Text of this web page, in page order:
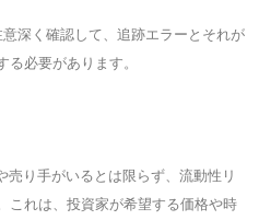
深く確認して、追跡エラーとそれが
必要があります。
り手がいるとは限らず、流動性リ
これは、投資家が希望する価格や時